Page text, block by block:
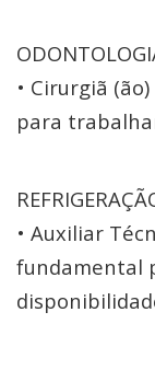
• Cirurgiã
para
• Auxiliar
fundamental